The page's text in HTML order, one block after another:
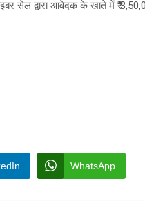
सेल द्वारा आवेदक के खाते में ₹
WhatsApp